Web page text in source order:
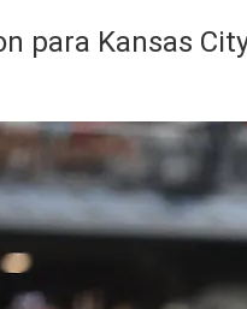
para Kansas